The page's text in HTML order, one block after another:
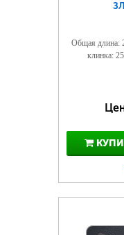
Общая длина:
клинка: